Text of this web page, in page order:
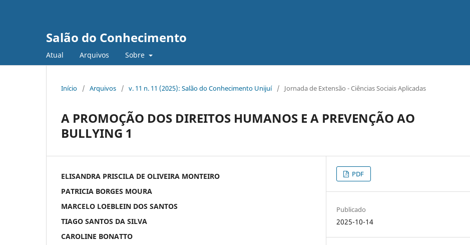
Salão do Conhecimento
Atual Arquivos Sobre
Início / Arquivos / v. 11 n. 11 (2025): Salão do Conhecimento Unijuí / Jornada de Extensão - Ciências Sociais Aplicadas
A PROMOÇÃO DOS DIREITOS HUMANOS E A PREVENÇÃO AO
BULLYING 1
ELISANDRA PRISCILA DE OLIVEIRA MONTEIRO
PATRICIA BORGES MOURA
MARCELO LOEBLEIN DOS SANTOS
TIAGO SANTOS DA SILVA
CAROLINE BONATTO
PDF
Publicado
2025-10-14